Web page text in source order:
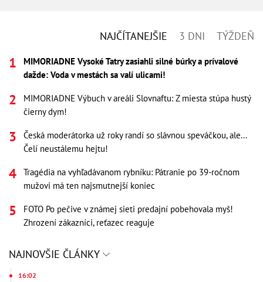
NAJČÍTANEJŠIE 3 DNI TÝŽDEŇ
MIMORIADNE Vysoké Tatry zasiahli silné búrky a prívalové
dažde: Voda v mestách sa valí ulicami!
MIMORIADNE Výbuch v areáli Slovnaftu: Z miesta stúpa hustý
čierny dym!
Česká moderátorka už roky randí so slávnou speváčkou, ale...
Čelí neustálemu hejtu!
Tragédia na vyhľadávanom rybníku: Pátranie po 39-ročnom
mužovi má ten najsmutnejší koniec
FOTO Po pečive v známej sieti predajní pobehovala myš!
Zhrození zákazníci, reťazec reaguje
NAJNOVŠIE ČLÁNKY
16:02